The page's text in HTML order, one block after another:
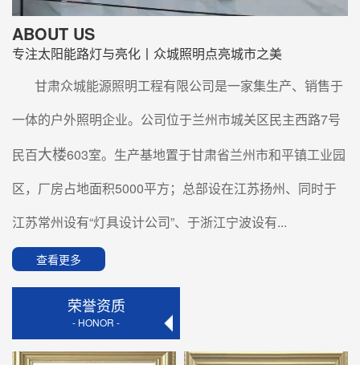
ABOUT US
专注太阳能路灯与亮化丨众城照明点亮城市之美
甘肃众城能源照明工程有限公司是一家集生产、销售于
一体的户外照明企业。公司位于兰州市城关区民主西路7号
民百大楼603室。生产基地置于甘肃省兰州市和平镇工业园
区，厂房占地面积5000平方；总部设在江苏扬州、同时于
江苏常州设有“灯具设计公司”、于浙江宁波设有...
查看更多
荣誉资质
- HONOR -
所。在兰州，受高...
能路灯在城乡道路、公园、景区及偏远地区广泛应用。
到较多用户选择，...
太阳能路灯在城乡道路照明中的选型与配置要点
随着绿色能源技术的成熟和节能政策的推进，太阳能路
灯因其无需外接电网、安装灵活、运维成本低等特点，
被广泛应用于乡村道路、公园步道、小区庭院及偏远地
复杂，在兰州特有...
在“双碳”目标持续推进和绿色照明普及的背景下，越来